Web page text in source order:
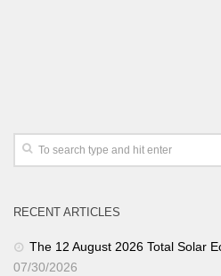
RECENT ARTICLES
The 12 August 2026 Total Solar
07/30/2026